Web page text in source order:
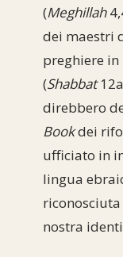
(Meghillah
dei maestri
preghiere in
(Shabbat
direbbero
Bookdei
ufficiato in
lingua
nostra